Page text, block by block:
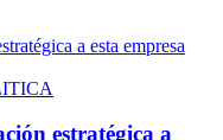
estratégica a